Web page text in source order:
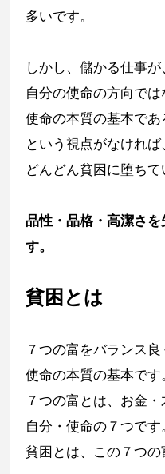
多いです。
しかし、儲かる仕事が
自分の使命の方向では
使命の本質の基本で
という視点がなければ
どんどん貧困に堕ちて
品性・品格・高潔さ
す。
貧困とは
７つの富をバランス良
使命の本質の基本です
７つの富とは、お金
自分・使命の７つです
貧困とは、この７つの